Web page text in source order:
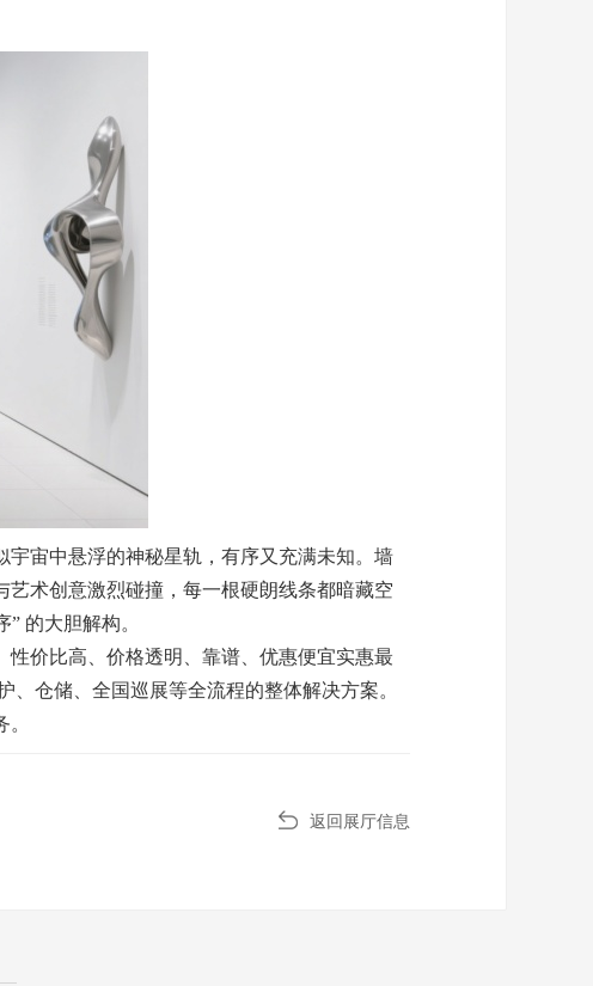
宙中悬浮的神秘星轨，有序又充满未知。墙
术创意激烈碰撞，每一根硬朗线条都暗藏空
的大胆解构。
价比高、价格透明、靠谱、优惠便宜实惠最
仓储、全国巡展等全流程的整体解决方案。
返回展厅信息